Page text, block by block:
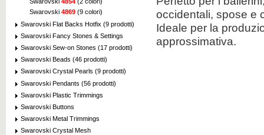
Swarovski 4869 (9 colori)
Swarovski Flat Backs Hotfix (9 prodotti)
Swarovski Fancy Stones & Settings
Swarovski Sew-on Stones (17 prodotti)
Swarovski Beads (46 prodotti)
Swarovski Crystal Pearls (9 prodotti)
Swarovski Pendants (56 prodotti)
Swarovski Plastic Trimmings
Swarovski Buttons
Swarovski Metal Trimmings
Swarovski Crystal Mesh
occidentali, spose e
Ideale per la
approssimativa.